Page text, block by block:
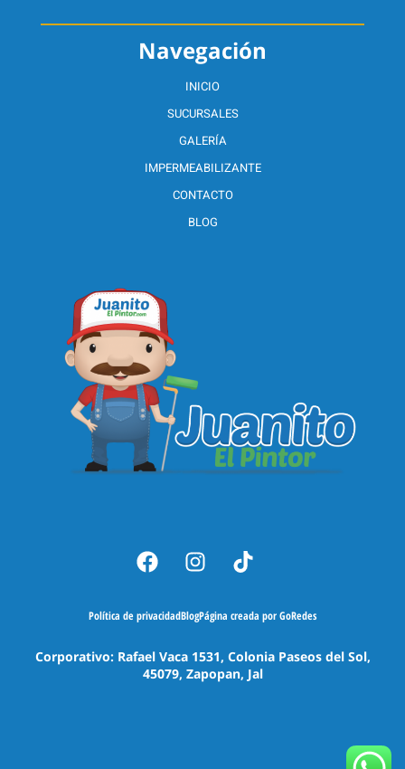
Navegación
INICIO
SUCURSALES
GALERÍA
IMPERMEABILIZANTE
CONTACTO
BLOG
Política de privacidadBlogPágina creada por GoRedes
Corporativo: Rafael Vaca 1531, Colonia Paseos del Sol,
45079, Zapopan, Jal